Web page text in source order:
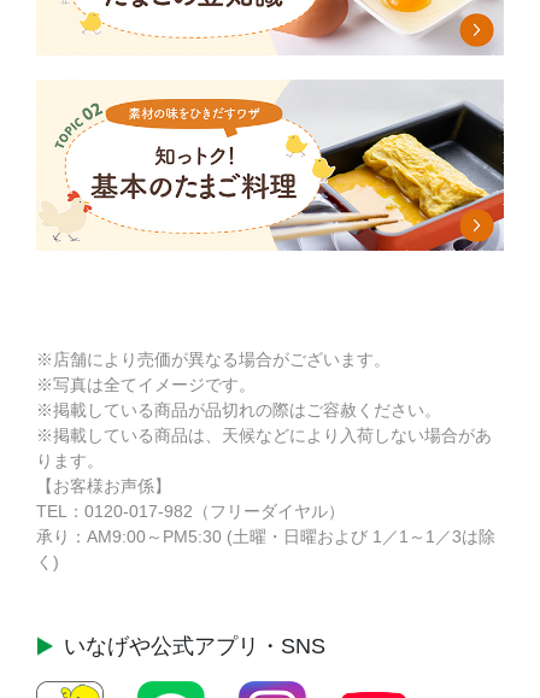
※店舗により売価が異なる場合がございます。
※写真は全てイメージです。
※掲載している商品が品切れの際はご容赦ください。
※掲載している商品は、天候などにより入荷しない場合があ
ります。
【お客様お声係】
TEL： 0120-017-982 （フリーダイヤル）
承り：AM9:00～PM5:30 (土曜・日曜および 1／1～1／3は除
く)
いなげや公式アプリ・SNS